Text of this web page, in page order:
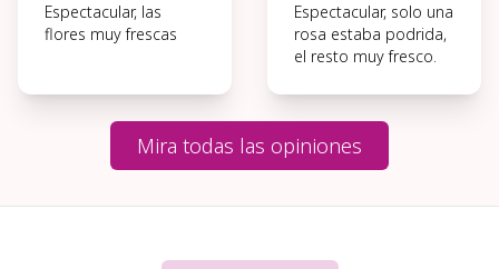
Espectacular, las
flores muy frescas
Espectacular, solo una
rosa estaba podrida,
el resto muy fresco.
Mira todas las opiniones